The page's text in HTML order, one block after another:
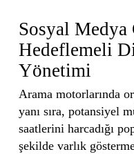
Sosyal
Hedeflemeli
Yönetimi
Arama motorlarında
yanı sıra, potansiyel
saatlerini harcadığı
şekilde varlık